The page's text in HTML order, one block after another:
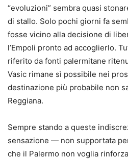
“evoluzioni” sembra quasi
di stallo. Solo pochi giorni fa
fosse vicino alla decisione di
l’Empoli pronto ad accoglierlo.
riferito da fonti palermitane
Vasic rimane sì possibile nei
destinazione più probabile non
Reggiana.
Sempre stando a queste
sensazione — non supportata
che il Palermo non voglia